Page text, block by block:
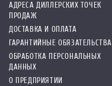
АДРЕСА ДИЛЛЕРСКИХ ТОЧЕК
ПРОДАЖ
ДОСТАВКА И ОПЛАТА
ГАРАНТИЙНЫЕ ОБЯЗАТЕЛЬСТВА
ОБРАБОТКА ПЕРСОНАЛЬНЫХ
ДАННЫХ
О ПРЕДПРИЯТИИ